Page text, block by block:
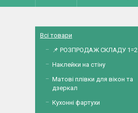
Всі товари
📌 РОЗПРОДАЖ СКЛАДУ 1=2
Наклейки на стіну
Матові плівки для вікон та
дзеркал
Кухонні фартухи